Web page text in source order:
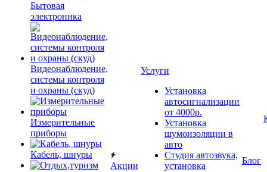
Бытовая
электроника
Видеонаблюдение,
системы контроля
и охраны (скуд)
Измерительные
приборы
Кабель, шнуры
Акции
Услуги
Установка
автосигнализации
от 4000р.
Установка
шумоизоляции в
авто
Студия автозвука,
установка
Блог